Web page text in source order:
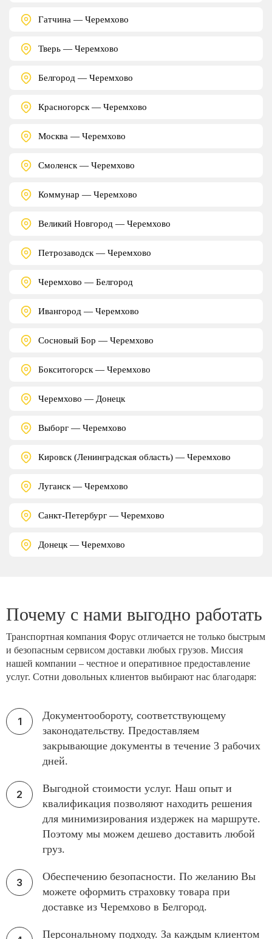
Гатчина — Черемхово
Тверь — Черемхово
Белгород — Черемхово
Красногорск — Черемхово
Москва — Черемхово
Смоленск — Черемхово
Коммунар — Черемхово
Великий Новгород — Черемхово
Петрозаводск — Черемхово
Черемхово — Белгород
Ивангород — Черемхово
Сосновый Бор — Черемхово
Бокситогорск — Черемхово
Черемхово — Донецк
Выборг — Черемхово
Кировск (Ленинградская область) — Черемхово
Луганск — Черемхово
Санкт-Петербург — Черемхово
Донецк — Черемхово
Почему с нами выгодно работать
Транспортная компания Форус отличается не только быстрым
и безопасным сервисом доставки любых грузов. Миссия
нашей компании – честное и оперативное предоставление
услуг. Сотни довольных клиентов выбирают нас благодаря:
Документообороту, соответствующему
законодательству. Предоставляем
закрывающие документы в течение 3 рабочих
дней.
Выгодной стоимости услуг. Наш опыт и
квалификация позволяют находить решения
для минимизирования издержек на маршруте.
Поэтому мы можем дешево доставить любой
груз.
Обеспечению безопасности. По желанию Вы
можете оформить страховку товара при
доставке из Черемхово в Белгород.
Персональному подходу. За каждым клиентом